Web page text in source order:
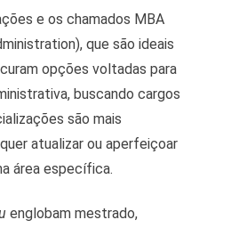
e os chamados MBA
que são ideais
opções voltadas para
buscando cargos
são mais
atualizar ou aperfeiçoar
área específica.
englobam mestrado,